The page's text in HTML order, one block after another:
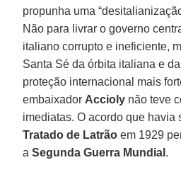
propunha uma
Não para livrar o governo
italiano corrupto e ineficiente,
Santa Sé da órbita italiana e
proteção internacional mais
embaixador Accioly não teve
imediatas. O acordo que
Tratado de Latrão em 1929
aSegunda Guerra Mundial .